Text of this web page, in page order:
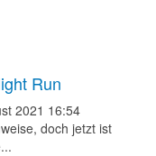
Run
2021 16:54
doch jetzt ist